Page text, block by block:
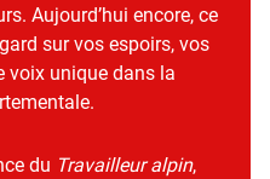
Aujourd’hui encore, ce
sur vos espoirs, vos
voix unique dans la
du Travailleur alpin,